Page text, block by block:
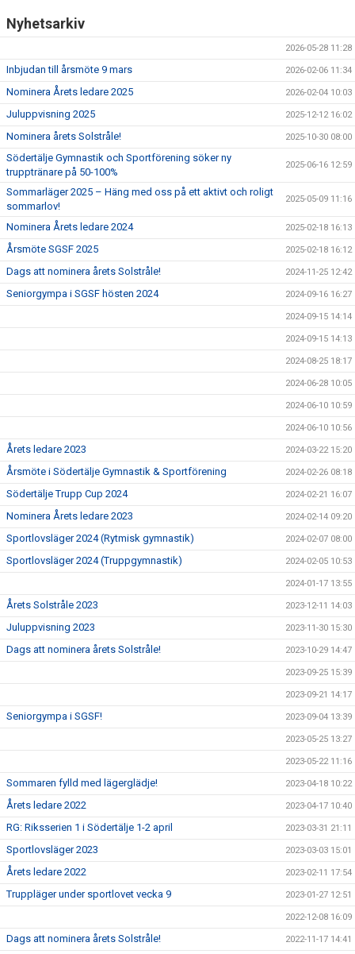
Nyhetsarkiv
2026-05-28 11:28
Inbjudan till årsmöte 9 mars 2026-02-06 11:34
Nominera Årets ledare 2025 2026-02-04 10:03
Juluppvisning 2025 2025-12-12 16:02
Nominera årets Solstråle! 2025-10-30 08:00
Södertälje Gymnastik och Sportförening söker ny
trupptränare på 50-100%
2025-06-16 12:59
Sommarläger 2025 – Häng med oss på ett aktivt och roligt
sommarlov!
2025-05-09 11:16
Nominera Årets ledare 2024 2025-02-18 16:13
Årsmöte SGSF 2025 2025-02-18 16:12
Dags att nominera årets Solstråle! 2024-11-25 12:42
Seniorgympa i SGSF hösten 2024 2024-09-16 16:27
2024-09-15 14:14
2024-09-15 14:13
2024-08-25 18:17
2024-06-28 10:05
2024-06-10 10:59
2024-06-10 10:56
Årets ledare 2023 2024-03-22 15:20
Årsmöte i Södertälje Gymnastik & Sportförening 2024-02-26 08:18
Södertälje Trupp Cup 2024 2024-02-21 16:07
Nominera Årets ledare 2023 2024-02-14 09:20
Sportlovsläger 2024 (Rytmisk gymnastik) 2024-02-07 08:00
Sportlovsläger 2024 (Truppgymnastik) 2024-02-05 10:53
2024-01-17 13:55
Årets Solstråle 2023 2023-12-11 14:03
Juluppvisning 2023 2023-11-30 15:30
Dags att nominera årets Solstråle! 2023-10-29 14:47
2023-09-25 15:39
2023-09-21 14:17
Seniorgympa i SGSF! 2023-09-04 13:39
2023-05-25 13:27
2023-05-22 11:16
Sommaren fylld med lägerglädje! 2023-04-18 10:22
Årets ledare 2022 2023-04-17 10:40
RG: Riksserien 1 i Södertälje 1-2 april 2023-03-31 21:11
Sportlovsläger 2023 2023-03-03 15:01
Årets ledare 2022 2023-02-11 17:54
Truppläger under sportlovet vecka 9 2023-01-27 12:51
2022-12-08 16:09
Dags att nominera årets Solstråle! 2022-11-17 14:41